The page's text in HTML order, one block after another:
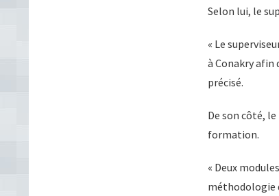
Selon lui, le
« Le
à Conakry
précisé.
De son côté,
formation.
« Deux
méthodologie